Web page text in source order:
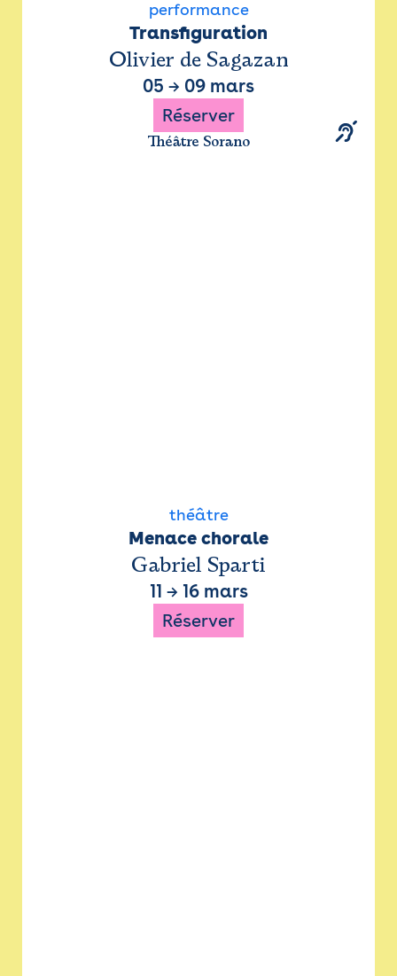
performance
Transfiguration
Olivier de Sagazan
05 → 09 mars
Réserver
Théâtre Sorano
théâtre
Menace chorale
Gabriel Sparti
11 → 16 mars
Réserver